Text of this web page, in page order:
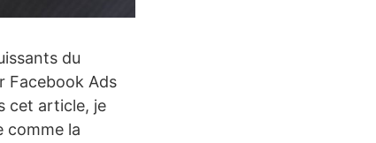
du
Facebook Ads
cet article, je
comme la